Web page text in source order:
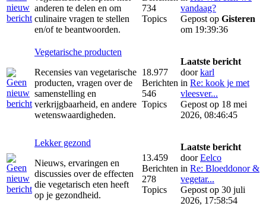
anderen te delen en om
culinaire vragen te stellen
en/of te beantwoorden.
734
Topics
vandaag?
Gepost op Gisteren
om 19:39:36
Vegetarische producten
Recensies van vegetarische
producten, vragen over de
samenstelling en
verkrijgbaarheid, en andere
wetenswaardigheden.
18.977
Berichten
546
Topics
Laatste bericht
doorkarl
in Re: kook je met
vleesver...
Gepost op 18 mei
2026, 08:46:45
Lekker gezond
Nieuws, ervaringen en
discussies over de effecten
die vegetarisch eten heeft
op je gezondheid.
13.459
Berichten
278
Topics
Laatste bericht
doorEelco
in Re: Bloeddonor &
vegetar...
Gepost op 30 juli
2026, 17:58:54